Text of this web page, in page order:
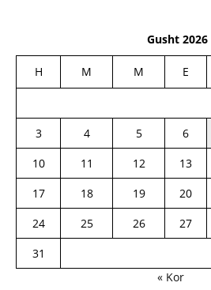
Gusht 2026
H M M E
3
4 5 6
10
11 12 13
17
18 19 20
24
25 26 27
31
« Kor